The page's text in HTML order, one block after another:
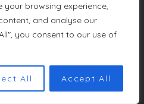
your browsing experience,
and analyse our
you consent to our use of
All Accept All
Retrouvez tous nos
bons plans, nos
Bien-Etre, running,
Musée, DIY, Lecture,